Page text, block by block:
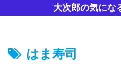
大次郎の気にな
はま寿司